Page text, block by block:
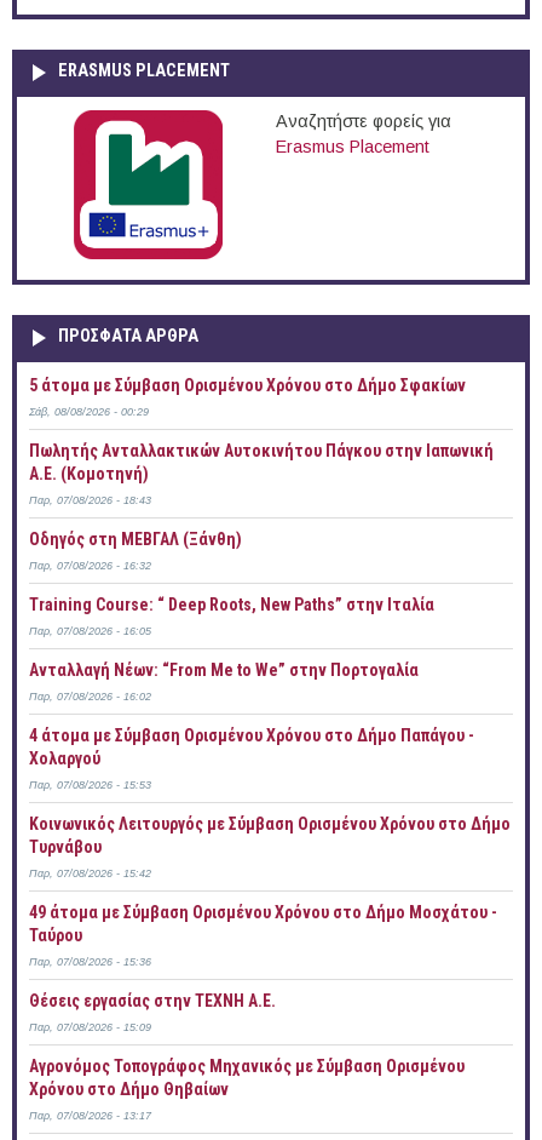
ERASMUS PLACEMENT
Αναζητήστε φορείς για
Erasmus Placement
ΠΡOΣΦΑΤΑ AΡΘΡΑ
5 άτομα με Σύμβαση Ορισμένου Χρόνου στο Δήμο Σφακίων
Σάβ, 08/08/2026 - 00:29
Πωλητής Ανταλλακτικών Αυτοκινήτου Πάγκου στην Ιαπωνική
Α.Ε. (Κομοτηνή)
Παρ, 07/08/2026 - 18:43
Οδηγός στη ΜΕΒΓΑΛ (Ξάνθη)
Παρ, 07/08/2026 - 16:32
Training Course: “ Deep Roots, New Paths” στην Ιταλία
Παρ, 07/08/2026 - 16:05
Ανταλλαγή Νέων: “From Me to We” στην Πορτογαλία
Παρ, 07/08/2026 - 16:02
4 άτομα με Σύμβαση Ορισμένου Χρόνου στο Δήμο Παπάγου -
Χολαργού
Παρ, 07/08/2026 - 15:53
Κοινωνικός Λειτουργός με Σύμβαση Ορισμένου Χρόνου στο Δήμο
Τυρνάβου
Παρ, 07/08/2026 - 15:42
49 άτομα με Σύμβαση Ορισμένου Χρόνου στο Δήμο Μοσχάτου -
Ταύρου
Παρ, 07/08/2026 - 15:36
Θέσεις εργασίας στην ΤΕΧΝΗ Α.Ε.
Παρ, 07/08/2026 - 15:09
Αγρονόμος Τοπογράφος Μηχανικός με Σύμβαση Ορισμένου
Χρόνου στο Δήμο Θηβαίων
Παρ, 07/08/2026 - 13:17